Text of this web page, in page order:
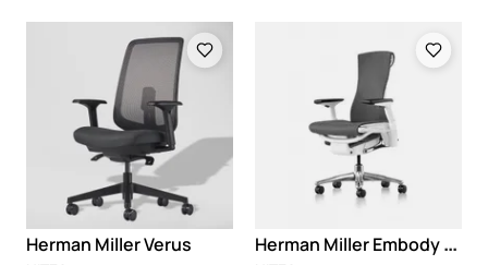
Herman Miller Verus H
erman Miller Embody radna stolica